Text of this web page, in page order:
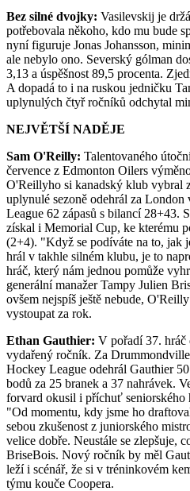
Bez silné dvojky: Vasilevskij je
potřebovala někoho, kdo mu bude
nyní figuruje Jonas Johansson,
ale nebylo ono. Severský gólman
3,13 a úspěšnost 89,5 procenta.
A dopadá to i na ruskou jedničku
uplynulých čtyř ročníků odchytal
NEJVĚTŠÍ NADĚJE
Sam O'Reilly: Talentovaného
července z Edmonton Oilers
O'Reillyho si kanadský klub vybral
uplynulé sezoně odehrál za
League 62 zápasů s bilancí 28+43.
získal i Memorial Cup, ke kterému
(2+4). "Když se podíváte na to, jak
hrál v takhle silném klubu, je to
hráč, který nám jednou pomůže
generální manažer Tampy Julien
ovšem nejspíš ještě nebude,
vystoupat za rok.
Ethan Gauthier: V pořadí 37. hráč
vydařený ročník. Za
Hockey League odehrál Gauthier
bodů za 25 branek a 37 nahrávek.
forvard okusil i příchuť seniorského
"Od momentu, kdy jsme ho
sebou zkušenost z juniorského
velice dobře. Neustále se zlepšuje,
BriseBois. Nový ročník by měl
leží i scénář, že si v tréninkovém
týmu kouče Coopera.